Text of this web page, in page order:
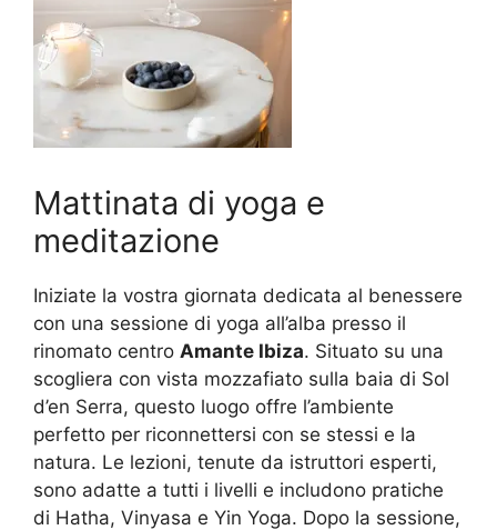
Mattinata di yoga e
meditazione
Iniziate la vostra giornata dedicata al benessere
con una sessione di yoga all’alba presso il
rinomato centro Amante Ibiza. Situato su una
scogliera con vista mozzafiato sulla baia di Sol
d’en Serra, questo luogo offre l’ambiente
perfetto per riconnettersi con se stessi e la
natura. Le lezioni, tenute da istruttori esperti,
sono adatte a tutti i livelli e includono pratiche
di Hatha, Vinyasa e Yin Yoga. Dopo la sessione,